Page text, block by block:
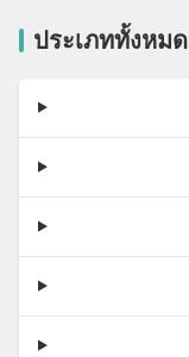
ประเภททั้งหมด